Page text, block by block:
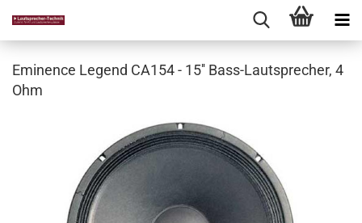
Eminence Legend CA154 - 15'' Bass-Lautsprecher, 4
Ohm